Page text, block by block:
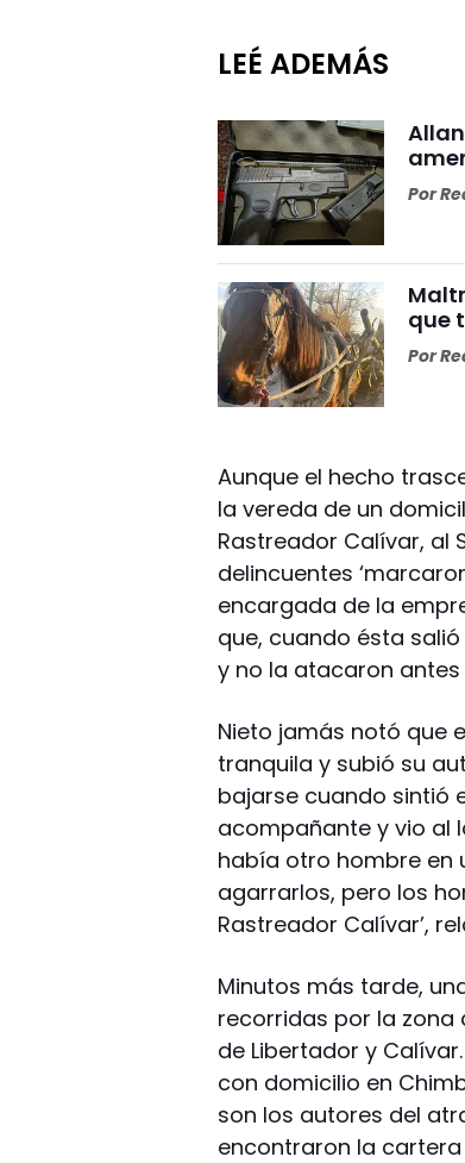
LEÉ ADEMÁS
Por
que
Por
Aunque el hecho
la vereda de un
Rastreador Calívar, al
delincuentes
encargada de la
que, cuando ésta
y no la atacaron
Nieto jamás notó que
tranquila y subió su
bajarse cuando sintió
acompañante y vio al
había otro hombre en
agarrarlos, pero los
Rastreador Calívar’,
Minutos más tarde,
recorridas por la
de Libertador y
con domicilio en
son los autores del
encontraron la cartera